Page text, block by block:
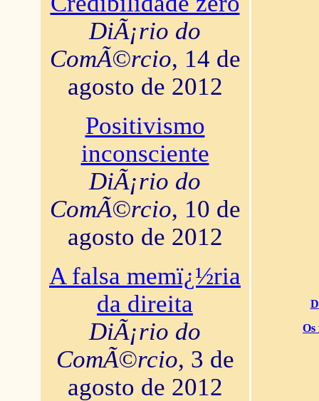
DiÃ¡rio do
ComÃ©rcio, 14 de
agosto de 2012
Positivismo
inconsciente
DiÃ¡rio do
ComÃ©rcio, 10 de
agosto de 2012
A falsa memï¿½ria
da direita
DiÃ¡rio do
ComÃ©rcio, 3 de
agosto de 2012
Os